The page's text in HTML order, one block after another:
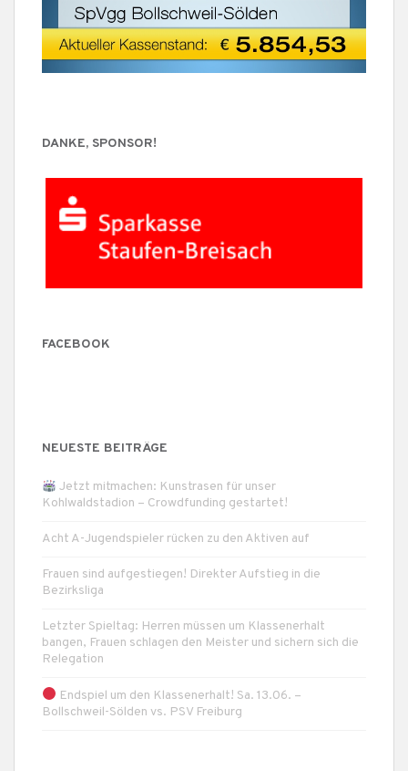
DANKE, SPONSOR!
FACEBOOK
NEUESTE BEITRÄGE
Jetzt mitmachen: Kunstrasen für unser
Kohlwaldstadion – Crowdfunding gestartet!
Acht A-Jugendspieler rücken zu den Aktiven auf
Frauen sind aufgestiegen! Direkter Aufstieg in die
Bezirksliga
Letzter Spieltag: Herren müssen um Klassenerhalt
bangen, Frauen schlagen den Meister und sichern sich die
Relegation
Endspiel um den Klassenerhalt! Sa. 13.06. –
Bollschweil-Sölden vs. PSV Freiburg